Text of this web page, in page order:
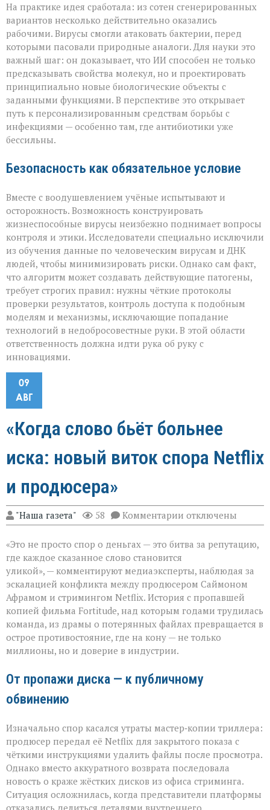
На практике идея сработала: из сотен сгенерированных
вариантов несколько действительно оказались
рабочими. Вирусы смогли атаковать бактерии, перед
которыми пасовали природные аналоги. Для науки это
важный шаг: он доказывает, что ИИ способен не только
предсказывать свойства молекул, но и проектировать
принципиально новые биологические объекты с
заданными функциями. В перспективе это открывает
путь к персонализированным средствам борьбы с
инфекциями — особенно там, где антибиотики уже
бессильны.
Безопасность как обязательное условие
Вместе с воодушевлением учёные испытывают и
осторожность. Возможность конструировать
жизнеспособные вирусы неизбежно поднимает вопросы
контроля и этики. Исследователи специально исключили
из обучения данные по человеческим вирусам и ДНК
людей, чтобы минимизировать риски. Однако сам факт,
что алгоритм может создавать действующие патогены,
требует строгих правил: нужны чёткие протоколы
проверки результатов, контроль доступа к подобным
моделям и механизмы, исключающие попадание
технологий в недобросовестные руки. В этой области
ответственность должна идти рука об руку с
инновациями.
09
АВГ
«Когда слово бьёт больнее
иска: новый виток спора Netflix
и продюсера»
"Наша газета" 58 Комментарии к
записи
слово
больнее
иска:
новый
виток
спора
Netflix
и
продюсера»
отключены
«Это не просто спор о деньгах — это битва за репутацию,
где каждое сказанное слово становится
уликой», — комментируют медиаэксперты, наблюдая за
эскалацией конфликта между продюсером Саймоном
Афрамом и стримингом Netflix. История с пропавшей
копией фильма Fortitude, над которым годами трудилась
команда, из драмы о потерянных файлах превращается в
острое противостояние, где на кону — не только
миллионы, но и доверие в индустрии.
От пропажи диска — к публичному
обвинению
Изначально спор касался утраты мастер‑копии триллера:
продюсер передал её Netflix для закрытого показа с
чёткими инструкциями удалить файлы после просмотра.
Однако вместо аккуратного возврата последовала
новость о краже жёстких дисков из офиса стриминга.
Ситуация осложнилась, когда представители платформы